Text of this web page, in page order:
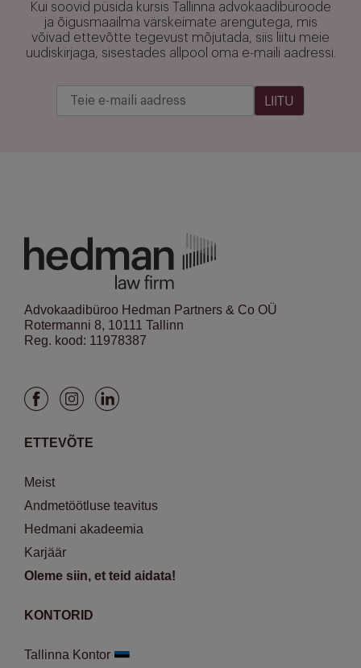
Kui soovid püsida kursis Tallinna advokaadibüroode
ja õigusmaailma värskeimate arengutega, mis
võivad ettevõtte tegevust mõjutada, siis liitu meie
uudiskirjaga, sisestades allpool oma e-maili aadressi.
LIITU
Advokaadibüroo Hedman Partners & Co OÜ
Rotermanni 8, 10111 Tallinn
Reg. kood: 11978387
ETTEVÕTE
Meist
Andmetöötluse teavitus
Hedmani akadeemia
Karjäär
Oleme siin, et teid aidata!
KONTORID
Tallinna Kontor